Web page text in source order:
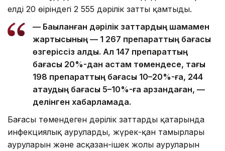
елдің 20 өңіріндегі 2 555 дәрілік затты қамтыды.
— Бақыланған дәрілік заттардың шамамен
жартысының — 1 267 препараттың бағасы
өзгеріссіз қалды. Ал 147 препараттың
бағасы 20%-дан астам төмендесе, тағы
198 препараттың бағасы 10–20%-ға, 244
атаудың бағасы 5–10%-ға арзандаған, —
делінген хабарламада.
Бағасы төмендеген дәрілік заттардың қатарында
инфекциялық ауруларды, жүрек-қан тамырлары
ауруларын және асқазан-ішек жолы ауруларын